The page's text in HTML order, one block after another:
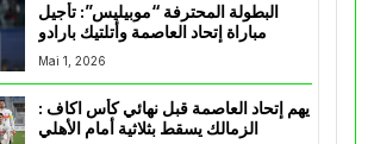
البطولة المحترفة “موبيليس”: تأجيل
مباراة إتحاد العاصمة وأتلتيك بارادو
Mai 1, 2026
يهم إتحاد العاصمة قبل نهائي كأس اكاف :